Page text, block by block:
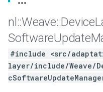
nl ::Weave::Device
SoftwareUpdate
#include <src/
layer/include/Weave/